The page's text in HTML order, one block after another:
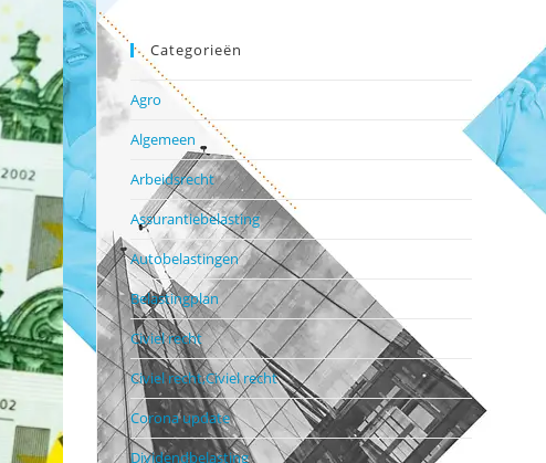
Categorieën
Agro
Algemeen
Arbeidsrecht
Assurantiebelasting
Autobelastingen
Belastingplan
Civiel recht
Civiel recht,Civiel recht
Corona update
Dividendbelasting